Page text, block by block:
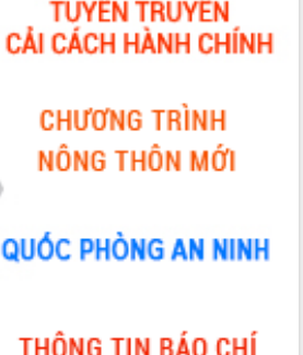
số
hạ
Kỷ
thực
bố
Đắk